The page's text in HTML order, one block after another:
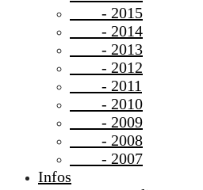
- 2015
- 2014
- 2013
- 2012
- 2011
- 2010
- 2009
- 2008
- 2007
Infos